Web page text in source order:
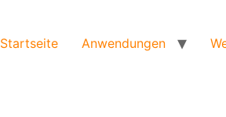
Startseite Anwendungen